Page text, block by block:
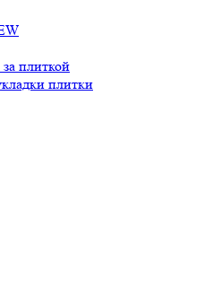
плиткой
плитки